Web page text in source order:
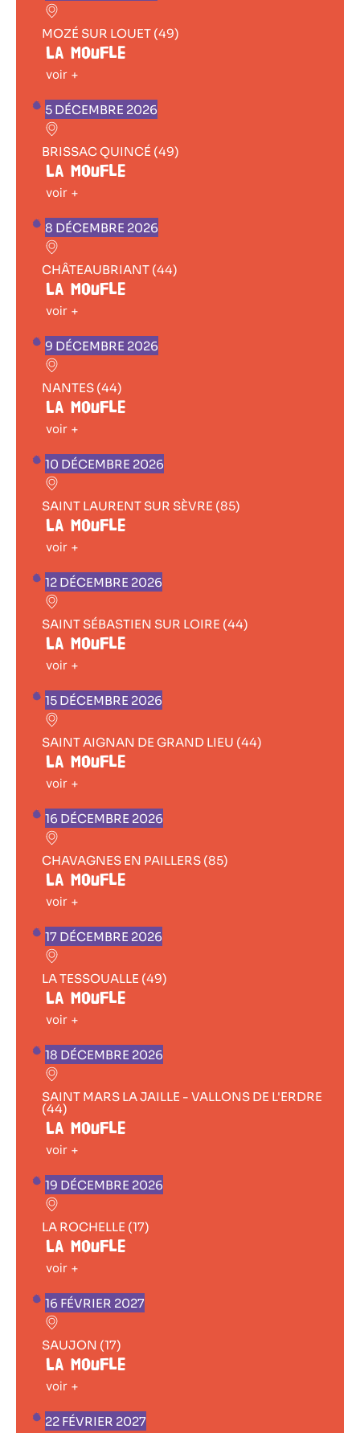
MOZÉ SUR LOUET (49)
La Moufle
voir +
5 DÉCEMBRE 2026
BRISSAC QUINCÉ (49)
La Moufle
voir +
8 DÉCEMBRE 2026
CHÂTEAUBRIANT (44)
La Moufle
voir +
9 DÉCEMBRE 2026
NANTES (44)
La Moufle
voir +
10 DÉCEMBRE 2026
SAINT LAURENT SUR SÈVRE (85)
La Moufle
voir +
12 DÉCEMBRE 2026
SAINT SÉBASTIEN SUR LOIRE (44)
La Moufle
voir +
15 DÉCEMBRE 2026
SAINT AIGNAN DE GRAND LIEU (44)
La Moufle
voir +
16 DÉCEMBRE 2026
CHAVAGNES EN PAILLERS (85)
La Moufle
voir +
17 DÉCEMBRE 2026
LA TESSOUALLE (49)
La Moufle
voir +
18 DÉCEMBRE 2026
SAINT MARS LA JAILLE - VALLONS DE L'ERDRE
(44)
La Moufle
voir +
19 DÉCEMBRE 2026
LA ROCHELLE (17)
La Moufle
voir +
16 FÉVRIER 2027
SAUJON (17)
La Moufle
voir +
22 FÉVRIER 2027